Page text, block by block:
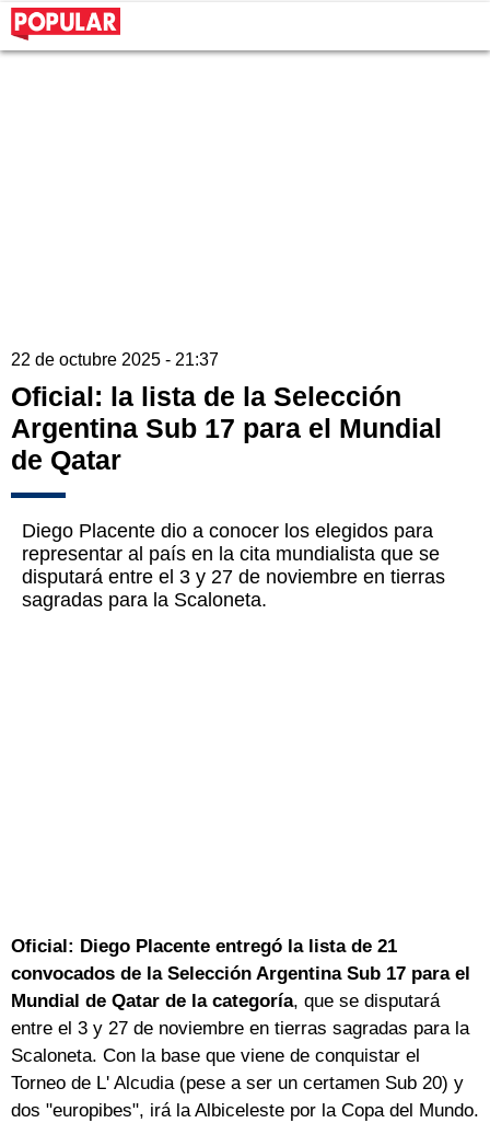
22 de octubre 2025 - 21:37
Oficial: la lista de la Selección
Argentina Sub 17 para el Mundial
de Qatar
Diego Placente dio a conocer los elegidos para
representar al país en la cita mundialista que se
disputará entre el 3 y 27 de noviembre en tierras
sagradas para la Scaloneta.
Oficial: Diego Placente entregó la lista de 21
convocados de la Selección Argentina Sub 17 para el
Mundial de Qatar de la categoría, que se disputará
entre el 3 y 27 de noviembre en tierras sagradas para la
Scaloneta. Con la base que viene de conquistar el
Torneo de L' Alcudia (pese a ser un certamen Sub 20) y
dos "europibes", irá la Albiceleste por la Copa del Mundo.